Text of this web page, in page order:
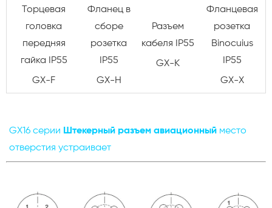
Торцевая
головка
передняя
гайка IP55
GX-F
Фланец в
сборе
розетка
IP55
GX-H
Разъем
кабеля IP55
GX-K
Фланцевая
розетка
Binocuius
IP55
GX-X
GX16 серии Штекерный разъем авиационный место
отверстия устраивает